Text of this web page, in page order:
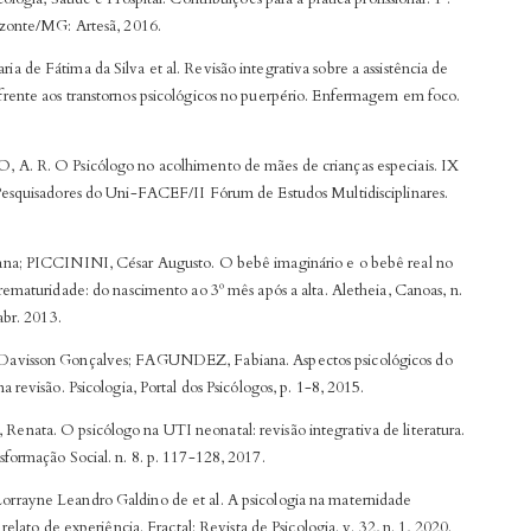
MG: Artesã, 2016.
de Fátima da Silva et al. Revisão integrativa sobre a assistência de
aos transtornos psicológicos no puerpério. Enfermagem em foco.
A. R. O Psicólogo no acolhimento de mães de crianças especiais. IX
do Uni-FACEF/II Fórum de Estudos Multidisciplinares.
PICCININI, César Augusto. O bebê imaginário e o bebê real no
do nascimento ao 3º mês após a alta. Aletheia, Canoas, n.
2013.
Gonçalves; FAGUNDEZ, Fabiana. Aspectos psicológicos do
revisão. Psicologia, Portal dos Psicólogos, p. 1-8, 2015.
O psicólogo na UTI neonatal: revisão integrativa de literatura.
Social. n. 8. p. 117-128, 2017.
Leandro Galdino de et al. A psicologia na maternidade